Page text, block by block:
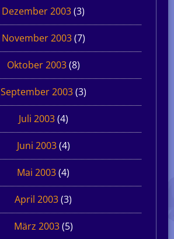
Dezember 2003(3)
November 2003(7)
Oktober 2003(8)
September 2003(3)
Juli 2003(4)
Juni 2003(4)
Mai 2003(4)
April 2003(3)
März 2003(5)